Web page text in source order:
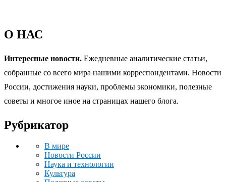
О НАС
Интересные новости. Ежедневные аналитические статьи,
собранные со всего мира нашими корреспондентами. Новости
России, достижения науки, проблемы экономики, полезные
советы и многое иное на страницах нашего блога.
Рубрикатор
В мире
Новости России
Наука и технологии
Культура